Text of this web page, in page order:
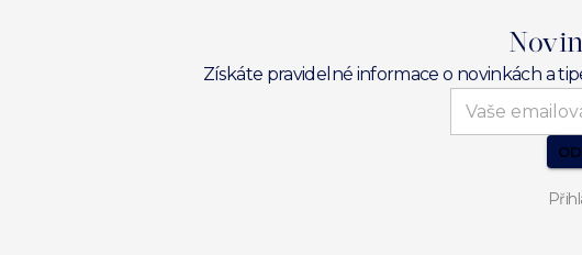
Získáte pravidelné informace o novinkách a